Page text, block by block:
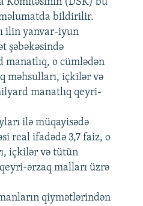
1080p
1080p
məlumatda bildirilir.
ilin yanvar-iyun
şəbəkəsində
manatlıq, o cümlədən
məhsulları, içkilər və
manatlıq qeyri-
ilə müqayisədə
real ifadədə 3,7 faiz, o
içkilər və tütün
ərzaq malları üzrə
qiymətlərindən